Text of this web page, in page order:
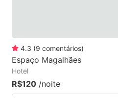
4.3 (9 comentários)
Espaço Magalhães
Hotel
R$120 /noite